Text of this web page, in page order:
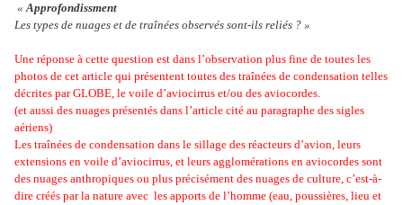
«Approfondissment
Les types de nuages et de traînées observés sont-ils reliés ? »
Une réponse à cette question est dans l’observation plus fine de toutes les
photos de cet article qui présentent toutes des traînées de condensation telles
décrites par GLOBE, le voile d’aviocirrus et/ou des aviocordes.
(et aussi des nuages présentés dans l’article cité au paragraphe des sigles
aériens)
Les traînées de condensation dans le sillage des réacteurs d’avion, leurs
extensions en voile d’aviocirrus, et leurs agglomérations en aviocordes sont
des nuages anthropiques ou plus précisément des nuages de culture, c’est-à-
dire créés par la nature avec les apports de l’homme (eau, poussières, lieu et